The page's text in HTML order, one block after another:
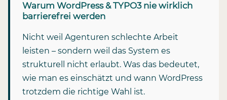
Warum WordPress & TYPO3 nie wirklich
barrierefrei werden
Nicht weil Agenturen schlechte Arbeit
leisten – sondern weil das System es
strukturell nicht erlaubt. Was das bedeutet,
wie man es einschätzt und wann WordPress
trotzdem die richtige Wahl ist.